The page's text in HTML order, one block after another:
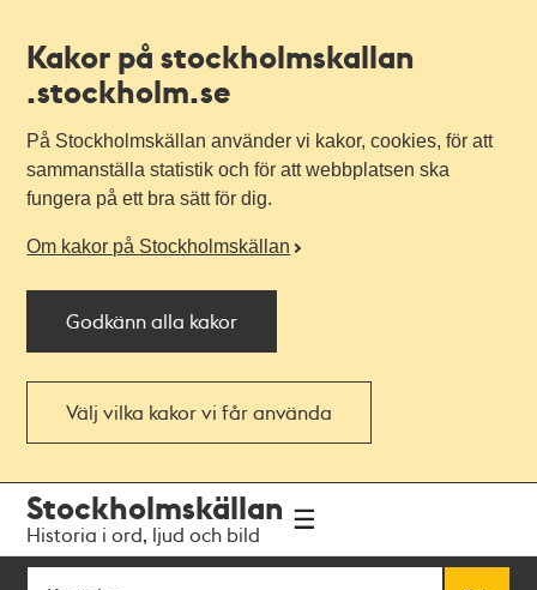
Kakor på stockholmskallan
.stockholm.se
På Stockholmskällan använder vi kakor, cookies, för att
sammanställa statistik och för att webbplatsen ska
fungera på ett bra sätt för dig.
Om kakor på Stockholmskällan
Godkänn alla kakor
Välj vilka kakor vi får använda
navigationen
huvudinnehållet
Stockholmskällan
Historia i ord, ljud och bild
Sök